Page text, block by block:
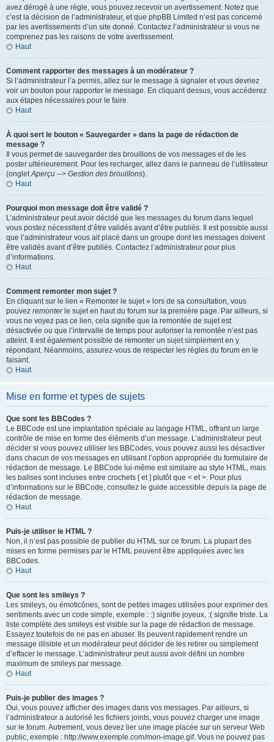
avez dérogé à une règle, vous pouvez recevoir un avertissement. Notez que
c’est la décision de l’administrateur, et que phpBB Limited n’est pas concerné
par les avertissements d’un site donné. Contactez l’administrateur si vous ne
comprenez pas les raisons de votre avertissement.
Haut
Comment rapporter des messages à un modérateur ?
Si l’administrateur l’a permis, allez sur le message à signaler et vous devriez
voir un bouton pour rapporter le message. En cliquant dessus, vous accéderez
aux étapes nécessaires pour le faire.
Haut
À quoi sert le bouton « Sauvegarder » dans la page de rédaction de
message ?
Il vous permet de sauvegarder des brouillons de vos messages et de les
poster ultérieurement. Pour les recharger, allez dans le panneau de l’utilisateur
(ongletAperçu --> Gestion des brouillons).
Haut
Pourquoi mon message doit être validé ?
L’administrateur peut avoir décidé que les messages du forum dans lequel
vous postez nécessitent d’être validés avant d’être publiés. Il est possible aussi
que l’administrateur vous ait placé dans un groupe dont les messages doivent
être validés avant d’être publiés. Contactez l’administrateur pour plus
d’informations.
Haut
Comment remonter mon sujet ?
En cliquant sur le lien « Remonter le sujet » lors de sa consultation, vous
pouvez remonterle sujet en haut du forum sur la première page. Par ailleurs, si
vous ne voyez pas ce lien, cela signifie que la remontée de sujet est
désactivée ou que l’intervalle de temps pour autoriser la remontée n’est pas
atteint. Il est également possible de remonter un sujet simplement en y
répondant. Néanmoins, assurez-vous de respecter les règles du forum en le
faisant.
Haut
Mise en forme et types de sujets
Que sont les BBCodes ?
Le BBCode est une implantation spéciale au langage HTML, offrant un large
contrôle de mise en forme des éléments d’un message. L’administrateur peut
décider si vous pouvez utiliser les BBCodes, vous pouvez aussi les désactiver
dans chacun de vos messages en utilisant l’option appropriée du formulaire de
rédaction de message. Le BBCode lui-même est similaire au style HTML, mais
les balises sont incluses entre crochets [ et ] plutôt que < et >. Pour plus
d’informations sur le BBCode, consultez le guide accessible depuis la page de
rédaction de message.
Haut
Puis-je utiliser le HTML ?
Non, il n’est pas possible de publier du HTML sur ce forum. La plupart des
mises en forme permises par le HTML peuvent être appliquées avec les
BBCodes.
Haut
Que sont les smileys ?
Les smileys, ou émoticônes, sont de petites images utilisées pour exprimer des
sentiments avec un code simple, exemple : :) signifie joyeux, :( signifie triste. La
liste complète des smileys est visible sur la page de rédaction de message.
Essayez toutefois de ne pas en abuser. Ils peuvent rapidement rendre un
message illisible et un modérateur peut décider de les retirer ou simplement
d’effacer le message. L’administrateur peut aussi avoir défini un nombre
maximum de smileys par message.
Haut
Puis-je publier des images ?
Oui, vous pouvez afficher des images dans vos messages. Par ailleurs, si
l’administrateur a autorisé les fichiers joints, vous pouvez charger une image
sur le forum. Autrement, vous devez lier une image placée sur un serveur Web
public, exemple : http://www.exemple.com/mon-image.gif. Vous ne pouvez pas